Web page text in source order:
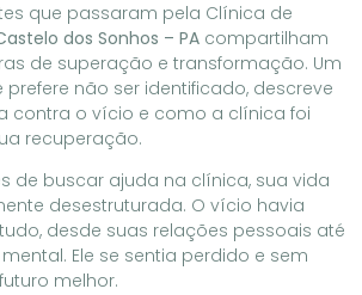
que passaram pela Clínica de
dos Sonhos – PA compartilham
de superação e transformação. Um
prefere não ser identificado, descreve
contra o vício e como a clínica foi
recuperação.
de buscar ajuda na clínica, sua vida
desestruturada. O vício havia
desde suas relações pessoais até
Ele se sentia perdido e sem
melhor.